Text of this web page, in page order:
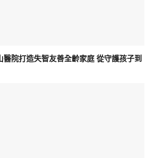
醫院打造失智友善全齡家庭 從守護孩子到